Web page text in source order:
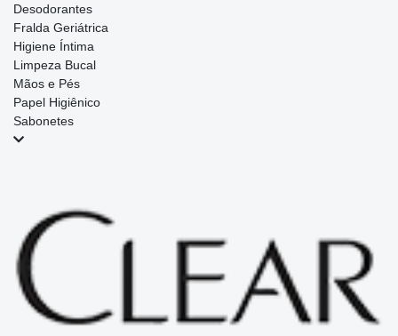
Desodorantes
Fralda Geriátrica
Higiene Íntima
Limpeza Bucal
Mãos e Pés
Papel Higiênico
Sabonetes